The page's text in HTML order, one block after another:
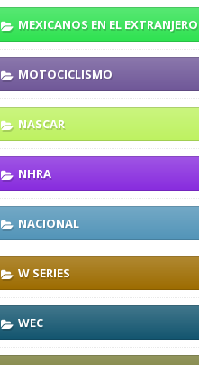
MEXICANOS EN EL EXTRANJERO
MOTOCICLISMO
NASCAR
NHRA
NACIONAL
W SERIES
WEC